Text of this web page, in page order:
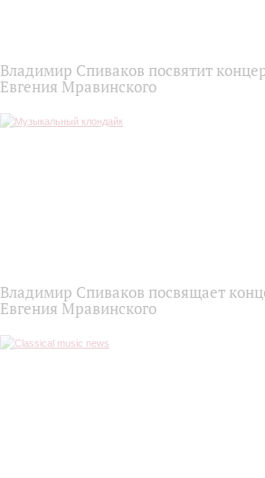
Владимир Спиваков посвятит
Евгения Мравинского
Владимир Спиваков посвящает
Евгения Мравинского